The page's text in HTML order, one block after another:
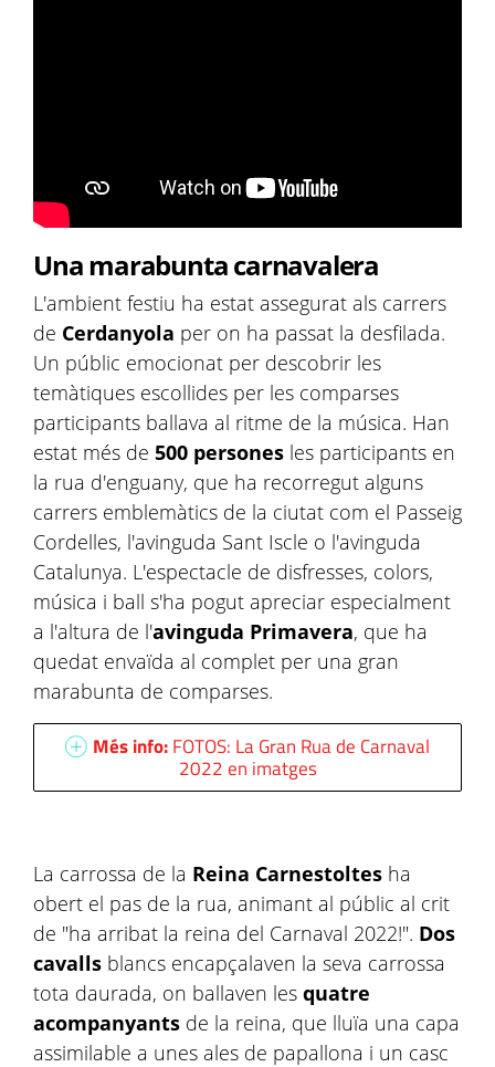
Una marabunta carnavalera
L'ambient festiu ha estat assegurat als carrers
de Cerdanyola per on ha passat la desfilada.
Un públic emocionat per descobrir les
temàtiques escollides per les comparses
participants ballava al ritme de la música. Han
estat més de 500 persones les participants en
la rua d'enguany, que ha recorregut alguns
carrers emblemàtics de la ciutat com el Passeig
Cordelles, l'avinguda Sant Iscle o l'avinguda
Catalunya. L'espectacle de disfresses, colors,
música i ball s'ha pogut apreciar especialment
a l'altura de l'avinguda Primavera, que ha
quedat envaïda al complet per una gran
marabunta de comparses.
Més info:FOTOS: La Gran Rua de Carnaval
2022 en imatges
La carrossa de la Reina Carnestoltes ha
obert el pas de la rua, animant al públic al crit
de "ha arribat la reina del Carnaval 2022!". Dos
cavalls blancs encapçalaven la seva carrossa
tota daurada, on ballaven les quatre
acompanyants de la reina, que lluïa una capa
assimilable a unes ales de papallona i un casc